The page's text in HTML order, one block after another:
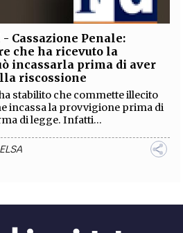
Cassazione Penale:
che ha ricevuto la
incassarla prima di aver
riscossione
stabilito che commette illecito
incassa la provvigione prima di
di legge. Infatti...
ELSA